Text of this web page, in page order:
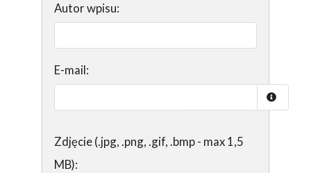
Autor wpisu:
E-mail:
Zdjęcie (.jpg, .png, .gif, .bmp - max 1,5
MB):